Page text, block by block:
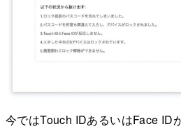
今ではTouch IDあるいはFace ID